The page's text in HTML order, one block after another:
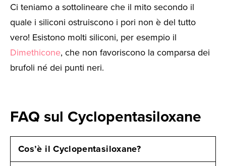
Ci teniamo a sottolineare che il mito secondo il
quale i siliconi ostruiscono i pori non è del tutto
vero! Esistono molti siliconi, per esempio il
Dimethicone, che non favoriscono la comparsa dei
brufoli né dei punti neri.
FAQ sul Cyclopentasiloxane
Cos’è il Cyclopentasiloxane?